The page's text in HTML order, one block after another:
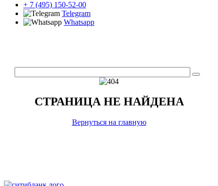
+ 7 (495) 150-52-00
Telegram
Whatsapp
СТРАНИЦА НЕ НАЙДЕНА
Вернуться на главную